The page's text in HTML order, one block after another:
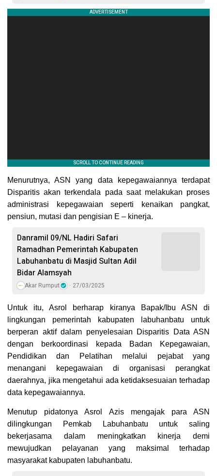
Menurutnya, ASN yang data kepegawaiannya terdapat
Disparitis akan terkendala pada saat melakukan proses
administrasi kepegawaian seperti kenaikan pangkat,
pensiun, mutasi dan pengisian E – kinerja.
Danramil 09/NL Hadiri Safari
Ramadhan Pemerintah Kabupaten
Labuhanbatu di Masjid Sultan Adil
Bidar Alamsyah
Akar Rumput 27/03/2025
Untuk itu, Asrol berharap kiranya Bapak/Ibu ASN di
lingkungan pemerintah kabupaten labuhanbatu untuk
berperan aktif dalam penyelesaian Disparitis Data ASN
dengan berkoordinasi kepada Badan Kepegawaian,
Pendidikan dan Pelatihan melalui pejabat yang
menangani kepegawaian di organisasi perangkat
daerahnya, jika mengetahui ada ketidaksesuaian terhadap
data kepegawaiannya.
Menutup pidatonya Asrol Azis mengajak para ASN
dilingkungan Pemkab Labuhanbatu untuk saling
bekerjasama dalam meningkatkan kinerja demi
mewujudkan pelayanan yang maksimal terhadap
masyarakat kabupaten labuhanbatu.